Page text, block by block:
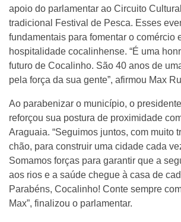
apoio do parlamentar ao Circuito
tradicional Festival de Pesca. Esses
fundamentais para fomentar o comércio
hospitalidade cocalinhense. “É uma
futuro de Cocalinho. São 40 anos de
pela força da sua gente”, afirmou Max
Ao parabenizar o município, o
reforçou sua postura de proximidade
Araguaia. “Seguimos juntos, com muito
chão, para construir uma cidade cada
Somamos forças para garantir que a
aos rios e a saúde chegue à casa de
Parabéns, Cocalinho! Conte sempre
Max”, finalizou o parlamentar.